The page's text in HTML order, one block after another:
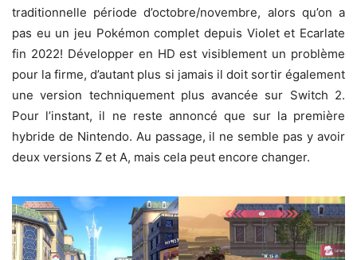
traditionnelle période d’octobre/novembre, alors qu’on a
pas eu un jeu Pokémon complet depuis Violet et Ecarlate
fin 2022! Développer en HD est visiblement un problème
pour la firme, d’autant plus si jamais il doit sortir également
une version techniquement plus avancée sur Switch 2.
Pour l’instant, il ne reste annoncé que sur la première
hybride de Nintendo. Au passage, il ne semble pas y avoir
deux versions Z et A, mais cela peut encore changer.